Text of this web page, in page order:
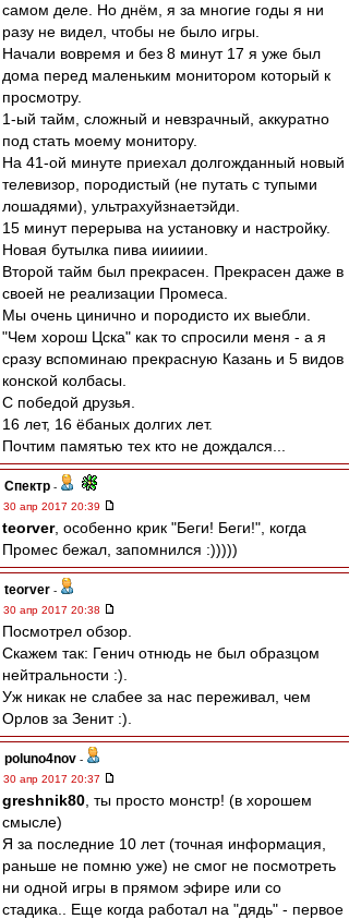
самом деле. Но днём, я за многие годы я ни
разу не видел, чтобы не было игры.
Начали вовремя и без 8 минут 17 я уже был
дома перед маленьким монитором который к
просмотру.
1-ый тайм, сложный и невзрачный, аккуратно
под стать моему монитору.
На 41-ой минуте приехал долгожданный новый
телевизор, породистый (не путать с тупыми
лошадями), ультрахуйзнаетэйди.
15 минут перерыва на установку и настройку.
Новая бутылка пива ииииии.
Второй тайм был прекрасен. Прекрасен даже в
своей не реализации Промеса.
Мы очень цинично и породисто их выебли.
"Чем хорош Цска" как то спросили меня - а я
сразу вспоминаю прекрасную Казань и 5 видов
конской колбасы.
С победой друзья.
16 лет, 16 ёбаных долгих лет.
Почтим памятью тех кто не дождался...
Спектр -
30 апр 2017 20:39
teorver, особенно крик "Беги! Беги!", когда
Промес бежал, запомнился :)))))
teorver -
30 апр 2017 20:38
Посмотрел обзор.
Скажем так: Генич отнюдь не был образцом
нейтральности :).
Уж никак не слабее за нас переживал, чем
Орлов за Зенит :).
poluno4nov -
30 апр 2017 20:37
greshnik80 , ты просто монстр! (в хорошем
смысле)
Я за последние 10 лет (точная информация,
раньше не помню уже) не смог не посмотреть
ни одной игры в прямом эфире или со
стадика.. Еще когда работал на "дядь" - первое